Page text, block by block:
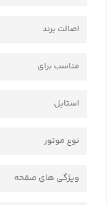
اصالت برند
مناسب برای
استایل
نوع موتور
ویژگی های صفحه